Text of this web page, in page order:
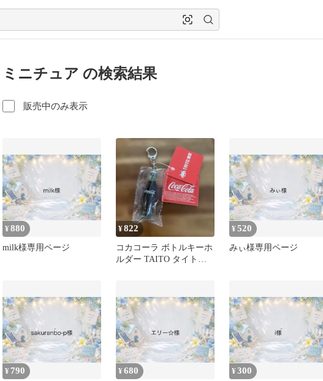
ミニチュア の検索結果
販売中のみ表示
¥880
milk様専用ページ
¥822
コカコーラ ボトルキーホ
ルダー TAITO タイトー
¥520
みぃ様専用ページ
¥ 790 ¥680 ¥300